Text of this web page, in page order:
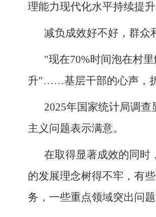
理能力现代化水平持续提升
减负成效好不好，群众
"现在70%时间泡在村
升"……基层干部的心声，
2025年国家统计局调
主义问题表示满意。
在取得显著成效的同时
的发展理念树得不牢，有
务，一些重点领域突出问